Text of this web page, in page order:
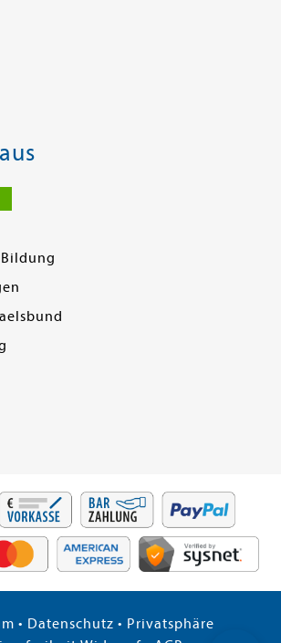
• Datenschutz • Privatsphäre